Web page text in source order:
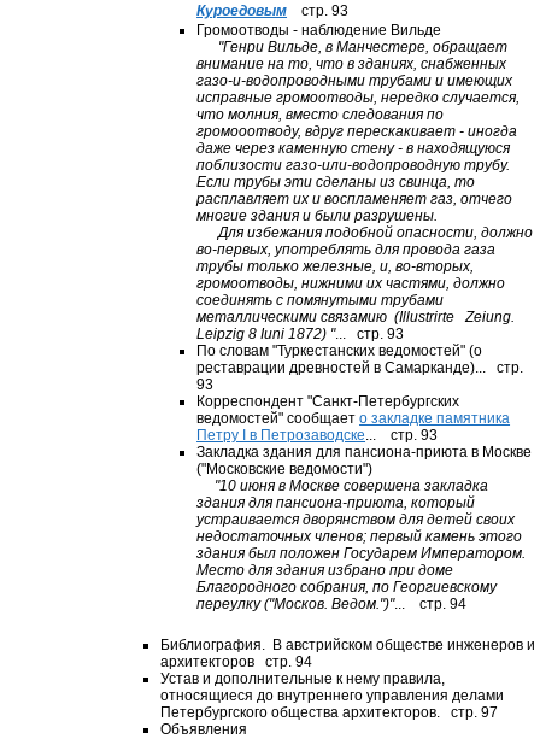
Куроедовым
стр. 93
Громоотводы - наблюдение Вильде
"Генри Вильде, в Манчестере, обращает
внимание на то, что в зданиях, снабженных
газо-и-водопроводными трубами и имеющих
исправные громоотводы, нередко случается,
что молния, вместо следования по
громооотводу, вдруг перескакивает - иногда
даже через каменную стену - в находящуюся
поблизости газо-или-водопроводную трубу.
Если трубы эти сделаны из свинца, то
расплавляет их и воспламеняет газ, отчего
многие здания и были разрушены.
Для избежания подобной опасности, должно
во-первых, употреблять для провода газа
трубы только железные, и, во-вторых,
громоотводы, нижними их частями, должно
соединять с помянутыми трубами
металлическими связамию (Illustrirte Zeiung.
Leipzig 8 Iuni 1872) "... стр. 93
По словам "Туркестанских ведомостей" (о
реставрации древностей в Самарканде)... стр.
93
Корреспондент "Санкт-Петербургских
ведомостей" сообщаето закладке памятника
Петру I в Петрозаводске... стр. 93
Закладка здания для пансиона-приюта в Москве
("Московские ведомости")
"10 июня в Москве совершена закладка
здания для пансиона-приюта, который
устраивается дворянством для детей своих
недостаточных членов; первый камень этого
здания был положен Государем Императором.
Место для здания избрано при доме
Благородного собрания, по Георгиевскому
переулку ("Москов. Ведом.")"... стр. 94
Библиография. В австрийском обществе инженеров и
архитекторов стр. 94
Устав и дополнительные к нему правила,
относящиеся до внутреннего управления делами
Петербургского общества архитекторов. стр. 97
Объявления